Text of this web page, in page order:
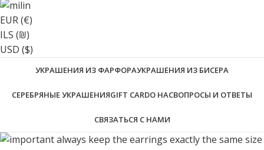
EUR (€)
ILS (₪)
USD ($)
УКРАШЕНИЯ ИЗ ФАРФОРАУКРАШЕНИЯ ИЗ БИСЕРА
СЕРЕБРЯНЫЕ УКРАШЕНИЯGIFT CARDО НАСВОПРОСЫ И ОТВЕТЫ
СВЯЗАТЬСЯ С НАМИ